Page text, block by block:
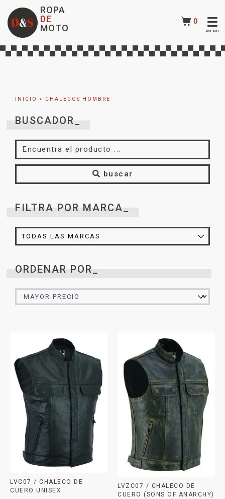
ROPA
DE
MOTO
0
INICIO > CHALECOS HOMBRE
BUSCADOR_
buscar
FILTRA POR MARCA_
ORDENAR POR_
LVC07 / CHALECO DE
CUERO UNISEX
LVZC07 / CHALECO DE
CUERO (SONS OF ANARCHY)